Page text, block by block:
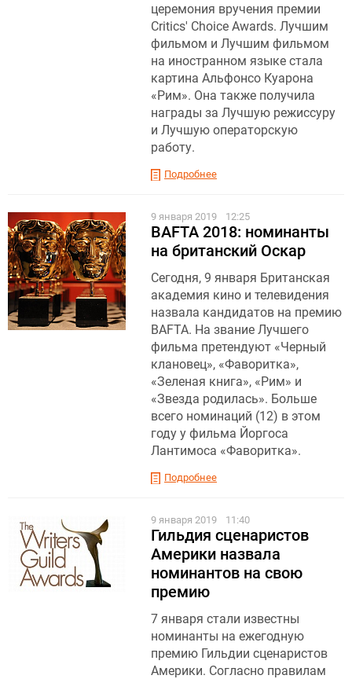
церемония вручения премии
Critics' Choice Awards. Лучшим
фильмом и Лучшим фильмом
на иностранном языке стала
картина Альфонсо Куарона
«Рим». Она также получила
награды за Лучшую режиссуру
и Лучшую операторскую
работу.
Подробнее
9 января 2019 12:25
BAFTA 2018: номинанты
на британский Оскар
Сегодня, 9 января Британская
академия кино и телевидения
назвала кандидатов на премию
BAFTA. На звание Лучшего
фильма претендуют «Черный
клановец», «Фаворитка»,
«Зеленая книга», «Рим» и
«Звезда родилась». Больше
всего номинаций (12) в этом
году у фильма Йоргоса
Лантимоса «Фаворитка».
Подробнее
9 января 2019 11:40
Гильдия сценаристов
Америки назвала
номинантов на свою
премию
7 января стали известны
номинанты на ежегодную
премию Гильдии сценаристов
Америки. Согласно правилам